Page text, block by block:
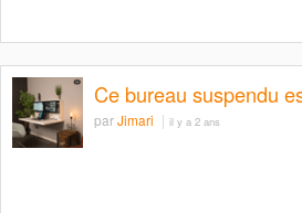
Ce bureau suspendu
parJimari il y a 2 ans